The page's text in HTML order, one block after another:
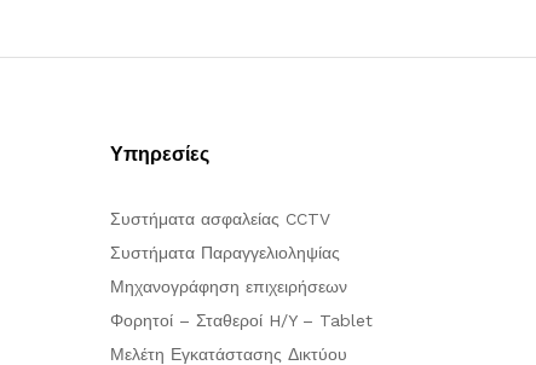
Υπηρεσίες
Συστήματα ασφαλείας CCTV
Συστήματα Παραγγελιοληψίας
Μηχανογράφηση επιχειρήσεων
Φορητοί – Σταθεροί H/Y – Tablet
Μελέτη Εγκατάστασης Δικτύου